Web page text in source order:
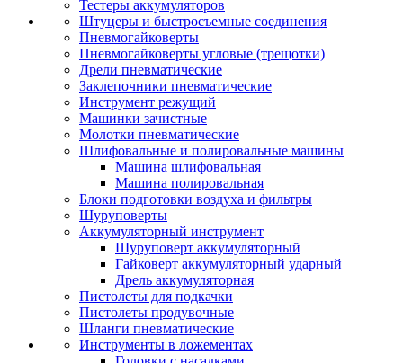
Тестеры аккумуляторов
Штуцеры и быстросъемные соединения
Пневмогайковерты
Пневмогайковерты угловые (трещотки)
Дрели пневматические
Заклепочники пневматические
Инструмент режущий
Машинки зачистные
Молотки пневматические
Шлифовальные и полировальные машины
Машина шлифовальная
Машина полировальная
Блоки подготовки воздуха и фильтры
Шуруповерты
Аккумуляторный инструмент
Шуруповерт аккумуляторный
Гайковерт аккумуляторный ударный
Дрель аккумуляторная
Пистолеты для подкачки
Пистолеты продувочные
Шланги пневматические
Инструменты в ложементах